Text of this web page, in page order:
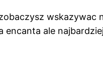
wskazywac
encanta ale